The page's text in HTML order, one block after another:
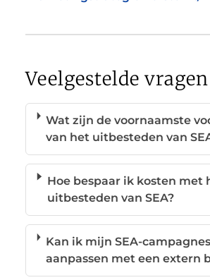
Veelgestelde vragen
Wat zijn de voornaamste
van het uitbesteden van
Hoe bespaar ik kosten met
uitbesteden van SEA?
Kan ik mijn SEA-
aanpassen met een extern